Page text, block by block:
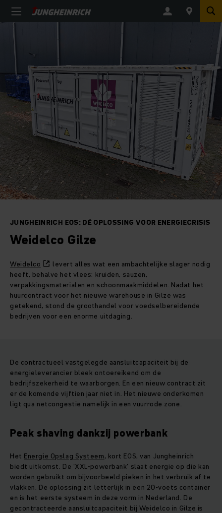
JUNGHEINRICH EOS: DÉ OPLOSSING VOOR ENERGIECRISIS
Weidelco Gilze
Weidelco
levert alles wat een ambachtelijke slager nodig
heeft, behalve het vlees: kruiden, sauzen,
verpakkingsmaterialen en schoonmaakmiddelen. Nadat het
huurcontract voor het nieuwe warehouse in Gilze was
getekend, stond de groothandel voor voedselbereidende
bedrijven voor een enorme uitdaging.
De contractueel vastgelegde aansluitcapaciteit bij de
energieleverancier bleek ontoereikend om de
bedrijfszekerheid te waarborgen. En een nieuw contract zit
er de komende vijftien jaar niet in. Het nieuwe onderkomen
ligt qua netcongestie namelijk in een vuurrode zone.
Peak shaving dankzij powerbank
Het Energie Opslag Systeem, kort EOS, van Jungheinrich
biedt uitkomst. De ‘XXL-powerbank’ slaat energie op die kan
worden gebruikt om bijvoorbeeld pieken in het verbruik af te
vlakken. De oplossing zit letterlijk in een 20-voets container
en is het eerste systeem in deze vorm in Nederland. De
gecontracteerde aansluitcapaciteit bij Weidelco in Gilze is